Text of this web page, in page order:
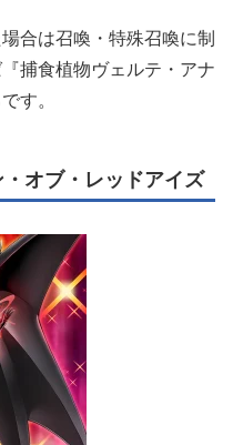
合は召喚・特殊召喚に制
捕食植物ヴェルテ・アナ
す。
オブ・レッドアイズ